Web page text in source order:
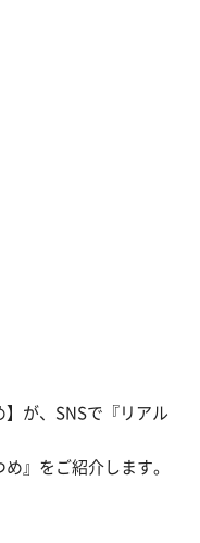
が、SNSで『リアル
』をご紹介します。